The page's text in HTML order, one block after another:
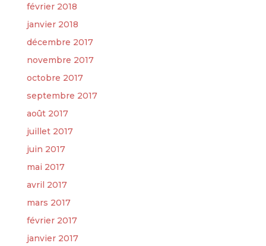
février 2018
janvier 2018
décembre 2017
novembre 2017
octobre 2017
septembre 2017
août 2017
juillet 2017
juin 2017
mai 2017
avril 2017
mars 2017
février 2017
janvier 2017